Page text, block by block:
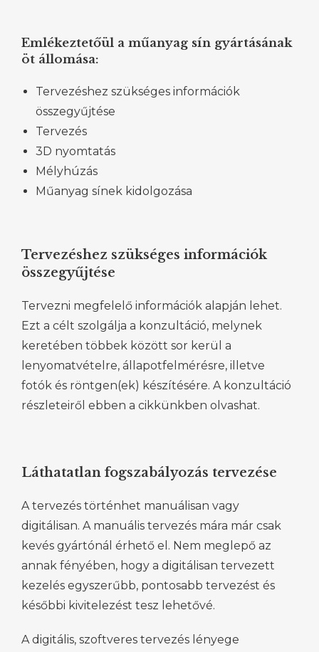
Emlékeztetőül a műanyag sín gyártásának
öt állomása:
Tervezéshez szükséges információk
összegyűjtése
Tervezés
3D nyomtatás
Mélyhúzás
Műanyag sínek kidolgozása
Tervezéshez szükséges információk
összegyűjtése
Tervezni megfelelő információk alapján lehet.
Ezt a célt szolgálja a konzultáció, melynek
keretében többek között sor kerül a
lenyomatvételre, állapotfelmérésre, illetve
fotók és röntgen(ek) készítésére. A konzultáció
részleteiről ebben a cikkünkben olvashat.
Láthatatlan fogszabályozás tervezése
A tervezés történhet manuálisan vagy
digitálisan. A manuális tervezés mára már csak
kevés gyártónál érhető el. Nem meglepő az
annak fényében, hogy a digitálisan tervezett
kezelés egyszerűbb, pontosabb tervezést és
későbbi kivitelezést tesz lehetővé.
A digitális, szoftveres tervezés lényege